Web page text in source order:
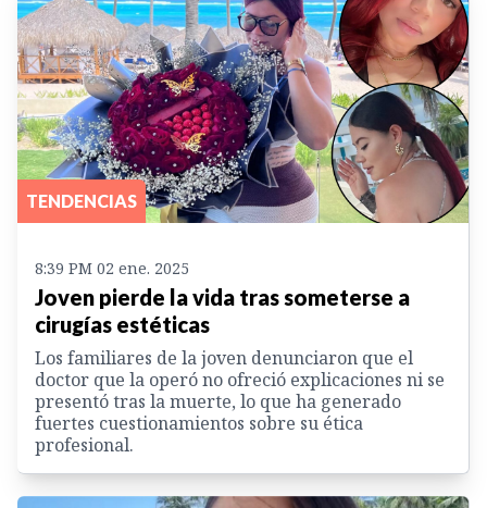
TENDENCIAS
8:39 PM 02 ene. 2025
Joven pierde la vida tras someterse a
cirugías estéticas
Los familiares de la joven denunciaron que el
doctor que la operó no ofreció explicaciones ni se
presentó tras la muerte, lo que ha generado
fuertes cuestionamientos sobre su ética
profesional.